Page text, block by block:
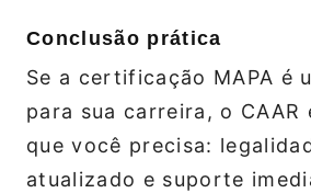
Conclusão prática
Se a certificação MAPA é
para sua carreira, o CAAR
que você precisa:
atualizado e suporte